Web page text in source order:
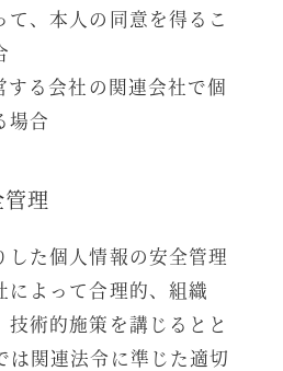
、本人の同意を得るこ
る会社の関連会社で個
場合
理
した個人情報の安全管理
によって合理的、組織
術的施策を講じるとと
は関連法令に準じた適切